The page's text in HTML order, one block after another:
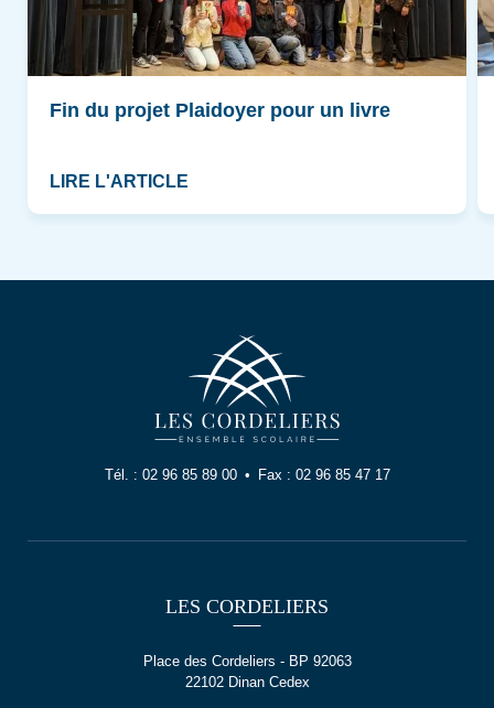
Fin du projet Plaidoyer pour un livre
LIRE L'ARTICLE
Tél. : 02 96 85 89 00 Fax : 02 96 85 47 17
LES CORDELIERS
Place des Cordeliers - BP 92063
22102 Dinan Cedex